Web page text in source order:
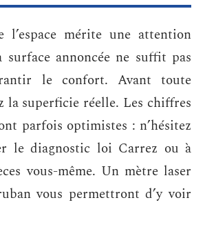
l’espace mérite une attention
annoncée ne suffit pas
le confort. Avant toute
la superficie réelle. Les chiffres
parfois optimistes : n’hésitez
le diagnostic loi Carrez ou à
vous-même. Un mètre laser
vous permettront d’y voir